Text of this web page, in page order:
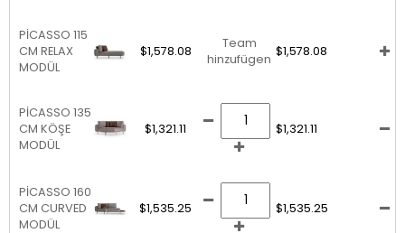
PİCASSO 115
CM RELAX
MODÜL
$1,578.08
Team
hinzufügen
$1,578.08
PİCASSO 135
CM KÖŞE
MODÜL
$1,321.11 $1,321.11
PİCASSO 160
CM CURVED
MODÜL
$1,535.25 $1,535.25